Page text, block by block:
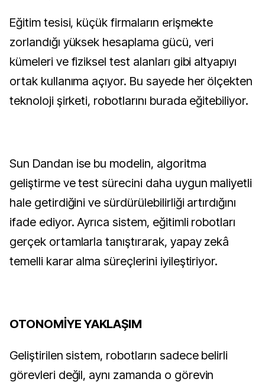
Eğitim tesisi, küçük firmaların erişmekte
zorlandığı yüksek hesaplama gücü, veri
kümeleri ve fiziksel test alanları gibi altyapıyı
ortak kullanıma açıyor. Bu sayede her ölçekten
teknoloji şirketi, robotlarını burada eğitebiliyor.
Sun Dandan ise bu modelin, algoritma
geliştirme ve test sürecini daha uygun maliyetli
hale getirdiğini ve sürdürülebilirliği artırdığını
ifade ediyor. Ayrıca sistem, eğitimli robotları
gerçek ortamlarla tanıştırarak, yapay zekâ
temelli karar alma süreçlerini iyileştiriyor.
OTONOMİYE YAKLAŞIM
Geliştirilen sistem, robotların sadece belirli
görevleri değil, aynı zamanda o görevin